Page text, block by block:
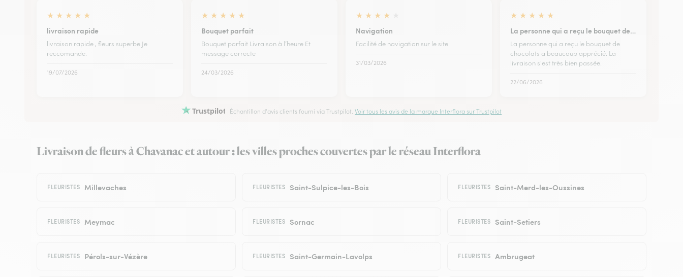
★ ★ ★ ★ ★
livraison rapide
livraison rapide , fleurs superbe.Je
reccomande.
19/07/2026
★ ★ ★ ★ ★
Bouquet parfait
Bouquet parfait Livraison à l’heure Et
message correcte
24/03/2026
★ ★ ★ ★
Navigation
Facilité de navigation sur le site
31/03/2026
★ ★ ★ ★ ★
La personne qui a reçu le bouquet de…
La personne qui a reçu le bouquet de
chocolats a beaucoup apprécié. La
livraison s'est très bien passée.
22/06/2026
Trustpilot Échantillon d'avis clients fourni via Trustpilot.Voir tous les avis de la marque Interflora sur Trustpilot
Livraison de fleurs à Chavanac et autour : les villes proches couvertes par le réseau Interflora
FLEURISTES Millevaches FLEURISTES Saint-Sulpice-les-Bois FLEURISTES Saint-Merd-les-Oussines
FLEURISTES Meymac FLEURISTES Sornac FLEURISTES Saint-Setiers
FLEURISTES Pérols-sur-Vézère FLEURISTES Saint-Germain-Lavolps FLEURISTES Ambrugeat